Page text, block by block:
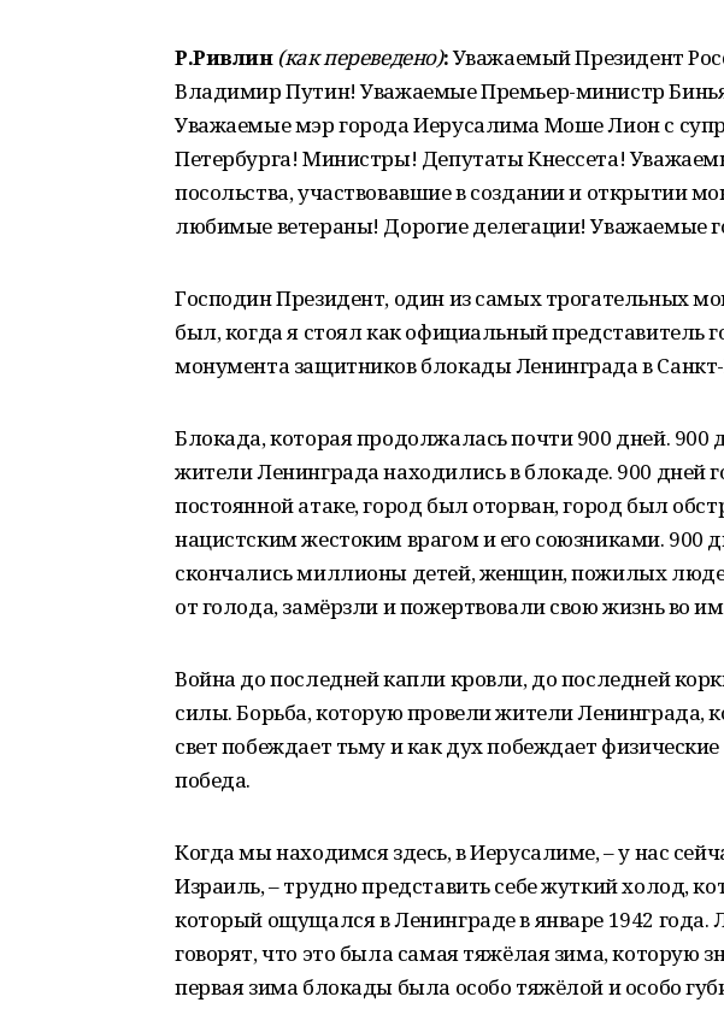
Р.Ривлин (как переведено):Уважаемый Президент
Владимир Путин! Уважаемые Премьер-министр
Уважаемые мэр города Иерусалима Моше Лион с
Петербурга! Министры! Депутаты Кнессета!
посольства, участвовавшие в создании и открытии
любимые ветераны! Дорогие делегации! Уважаемые
Господин Президент, один из самых трогательных
был, когда я стоял как официальный представитель
монумента защитников блокады Ленинграда в
Блокада, которая продолжалась почти 900 дней. 900
жители Ленинграда находились в блокаде. 900 дней
постоянной атаке, город был оторван, город был
нацистским жестоким врагом и его союзниками. 900
скончались миллионы детей, женщин, пожилых
от голода, замёрзли и пожертвовали свою жизнь во
Война до последней капли кровли, до последней
силы. Борьба, которую провели жители Ленинграда,
свет побеждает тьму и как дух побеждает
победа.
Когда мы находимся здесь, в Иерусалиме, – у нас
Израиль, – трудно представить себе жуткий холод,
который ощущался в Ленинграде в январе 1942
говорят, что это была самая тяжёлая зима, которую
первая зима блокады была особо тяжёлой и особо